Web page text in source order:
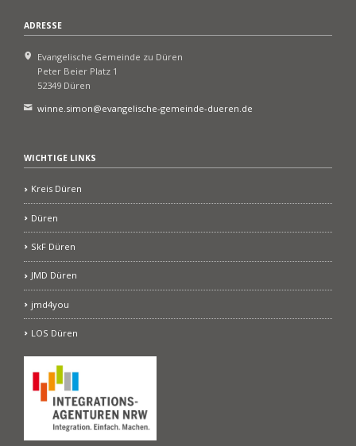
ADRESSE
Evangelische Gemeinde zu Düren
Peter Beier Platz 1
52349 Düren
winne.simon@evangelische-gemeinde-dueren.de
WICHTIGE LINKS
Kreis Düren
Düren
SkF Düren
JMD Düren
jmd4you
LOS Düren